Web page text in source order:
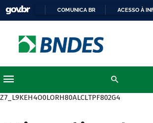
COMUNICA BR ACESSO À
Z7_L9KEH4O0LORH80ALCLTPF802G4